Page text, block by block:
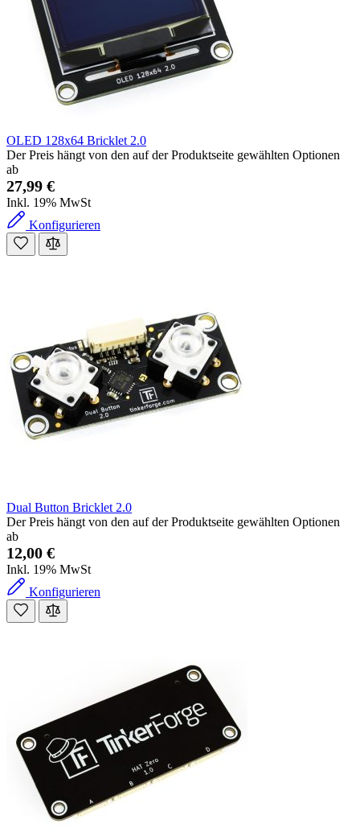
OLED 128x64 Bricklet 2.0
Der Preis hängt von den auf der Produktseite gewählten Optionen
ab
27,99 €
Inkl. 19% MwSt
Konfigurieren
Dual Button Bricklet 2.0
Der Preis hängt von den auf der Produktseite gewählten Optionen
ab
12,00 €
Inkl. 19% MwSt
Konfigurieren